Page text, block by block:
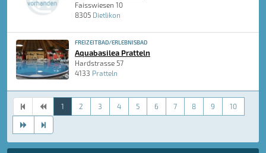
Faisswiesen 10
8305 Dietlikon
FREIZEITBAD/ERLEBNISBAD
Aquabasilea Pratteln
Hardstrasse 57
4133 Pratteln
1 2 3 4 5 6 7 8 9 10